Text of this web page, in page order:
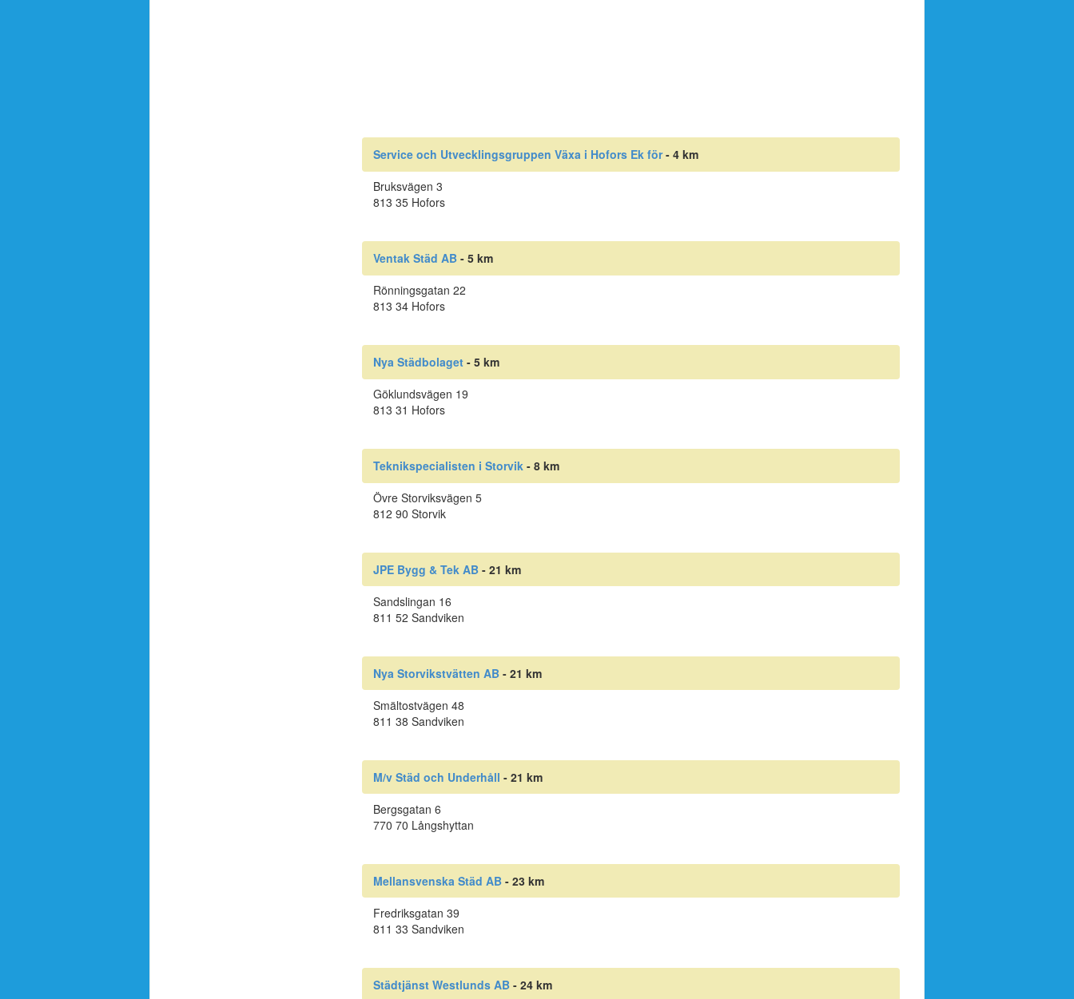
Service och Utvecklingsgruppen Växa i Hofors Ek för- 4 km
Bruksvägen 3
813 35 Hofors
Ventak Städ AB- 5 km
Rönningsgatan 22
813 34 Hofors
Nya Städbolaget- 5 km
Göklundsvägen 19
813 31 Hofors
Teknikspecialisten i Storvik- 8 km
Övre Storviksvägen 5
812 90 Storvik
JPE Bygg & Tek AB- 21 km
Sandslingan 16
811 52 Sandviken
Nya Storvikstvätten AB- 21 km
Smältostvägen 48
811 38 Sandviken
M/v Städ och Underhåll - 21 km
Bergsgatan 6
770 70 Långshyttan
Mellansvenska Städ AB- 23 km
Fredriksgatan 39
811 33 Sandviken
Städtjänst Westlunds AB- 24 km